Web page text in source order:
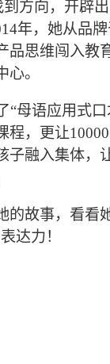
方向，开辟
年，她从品
品思维闯入教
。
“母语应用式
程，更让
子融入集体，
的故事，看看
达力！